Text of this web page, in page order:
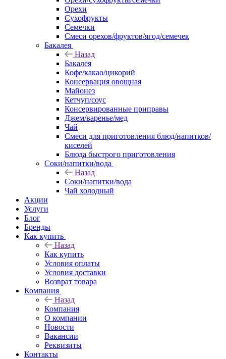
Орехи
Сухофрукты
Семечки
Смеси орехов/фруктов/ягод/семечек
Бакалея
Назад
Бакалея
Кофе/какао/цикорий
Консервация овощная
Майонез
Кетчуп/соус
Консервированные приправы
Джем/варенье/мед
Чай
Смеси для приготовления блюд/напитков/
киселей
Блюда быстрого приготовления
Соки/напитки/вода
Назад
Соки/напитки/вода
Чай холодный
Акции
Услуги
Блог
Бренды
Как купить
Назад
Как купить
Условия оплаты
Условия доставки
Возврат товара
Компания
Назад
Компания
О компании
Новости
Вакансии
Реквизиты
Контакты